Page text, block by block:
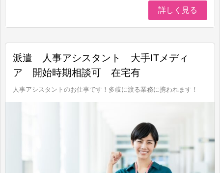
詳しく見る
派遣 人事アシスタント 大手ITメディ
ア 開始時期相談可 在宅有
人事アシスタントのお仕事です！多岐に渡る業務に携われます！